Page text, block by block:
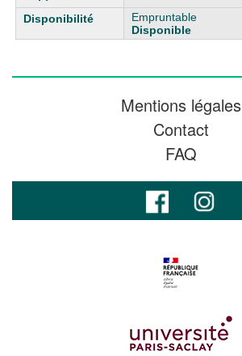
Empruntable
Disponible
Mentions légales
Contact
FAQ